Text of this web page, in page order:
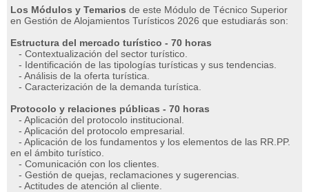
Los Módulos y Temarios de este Módulo de Técnico Superior
en Gestión de Alojamientos Turísticos 2026 que estudiarás son:
Estructura del mercado turístico - 70 horas
- Contextualización del sector turístico.
- Identificación de las tipologías turísticas y sus tendencias.
- Análisis de la oferta turística.
- Caracterización de la demanda turística.
Protocolo y relaciones públicas - 70 horas
- Aplicación del protocolo institucional.
- Aplicación del protocolo empresarial.
- Aplicación de los fundamentos y los elementos de las RR.PP.
en el ámbito turístico.
- Comunicación con los clientes.
- Gestión de quejas, reclamaciones y sugerencias.
- Actitudes de atención al cliente.